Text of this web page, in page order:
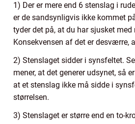
1) Der er mere end 6 stenslag i
er de sandsynligvis ikke kommet
tyder det på, at du har sjusket
Konsekvensen af det er desværre,
2) Stenslaget sidder i synsfeltet.
mener, at det generer udsynet, så
at et stenslag ikke må sidde i
størrelsen.
3) Stenslaget er større end en to-